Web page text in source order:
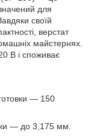
для
своїй
верстат
майстернях.
В і споживає
— 150
— до 3,175 мм.